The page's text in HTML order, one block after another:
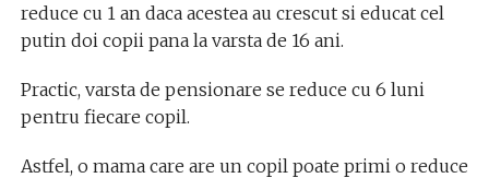
reduce cu 1 an daca acestea au crescut si educat cel
putin doi copii pana la varsta de 16 ani.
Practic, varsta de pensionare se reduce cu 6 luni
pentru fiecare copil.
Astfel, o mama care are un copil poate primi o reduce